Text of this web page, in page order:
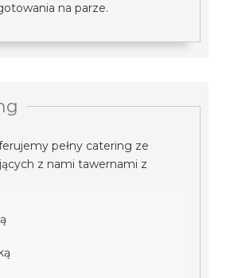
na parze.
pełny catering ze
z nami tawernami z